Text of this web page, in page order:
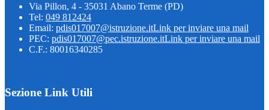
Via Pillon, 4 - 35031 Abano Terme (PD)
Tel: 049 812424
Email: pdis017007@istruzione.itLink per inviare una mail
PEC: pdis017007@pec.istruzione.itLink per inviare una mail
C.F.: 80016340285
Sezione Link Utili